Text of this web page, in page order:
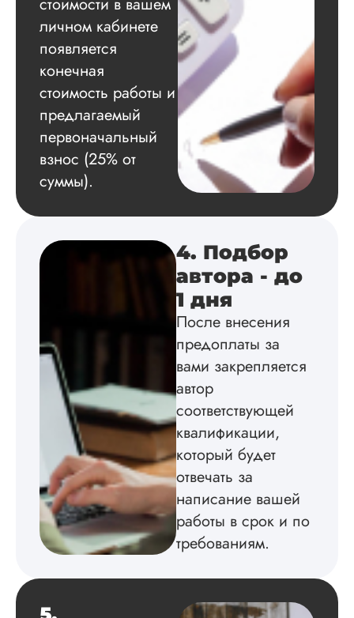
Вид работы:
Диссертация
Дата:2024-11-20
Удобная форма
оплаты, есть
официальный
работу выполнили
оговоренные
сдачи,
Взаимодействие с
клиентами
подробно
Благодарен.
Вид работы:
Диссертация
Магистерскую
диссертацию по
философии
Грамотно
структуру, список
литературы,
личном кабинете
появляется
конечная
стоимость работы и
предлагаемый
первоначальный
взнос (25% от
суммы).
4. Подбор
автора - до
1 дня
После внесения
предоплаты за
вами закрепляется
автор
соответствующей
квалификации,
который будет
отвечать за
написание вашей
работы в срок и по
требованиям.